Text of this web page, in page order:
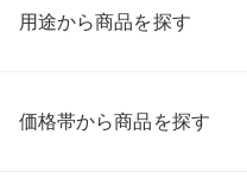
用途から商品を探す
価格帯から商品を探す